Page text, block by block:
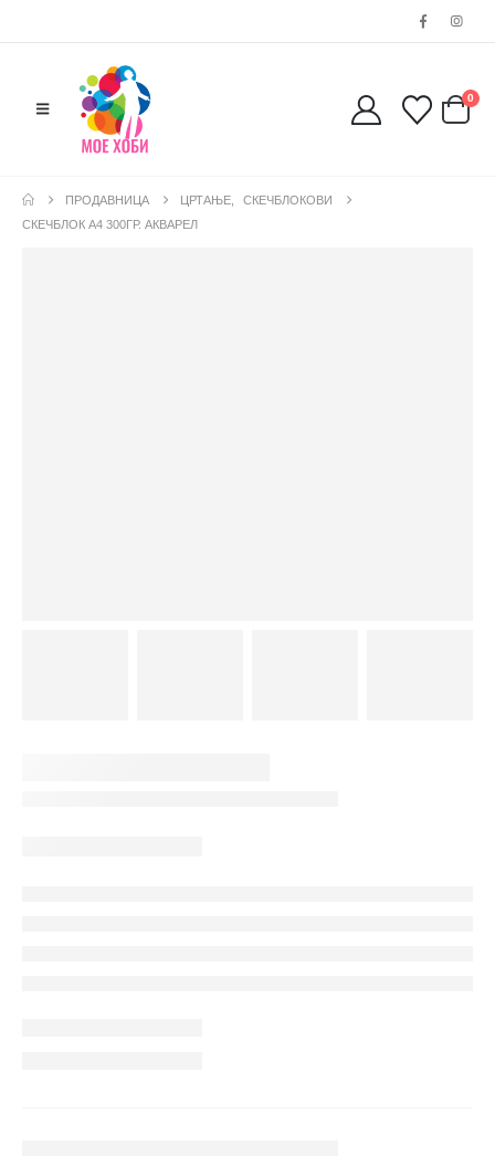
0
ПРОДАВНИЦА ЦРТАЊЕ
СКЕЧБЛОКОВИ
СКЕЧБЛОК А4 300ГР. АКВАРЕЛ